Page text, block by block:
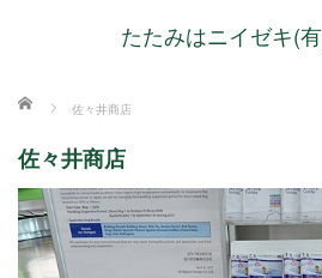
たたみはニイゼキ(
ホーム 佐々井商店
佐々井商店